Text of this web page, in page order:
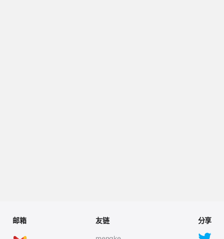
邮箱 友链 分享